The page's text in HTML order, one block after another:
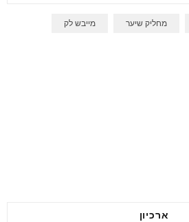
מחליק שיער מייבש לק
ארכיון